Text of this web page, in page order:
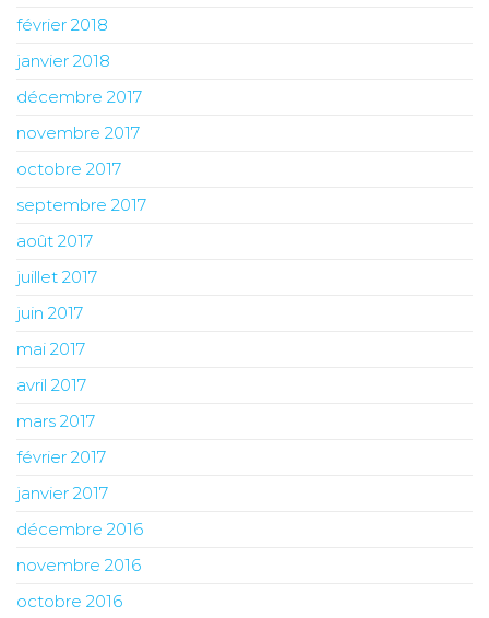
février 2018
janvier 2018
décembre 2017
novembre 2017
octobre 2017
septembre 2017
août 2017
juillet 2017
juin 2017
mai 2017
avril 2017
mars 2017
février 2017
janvier 2017
décembre 2016
novembre 2016
octobre 2016